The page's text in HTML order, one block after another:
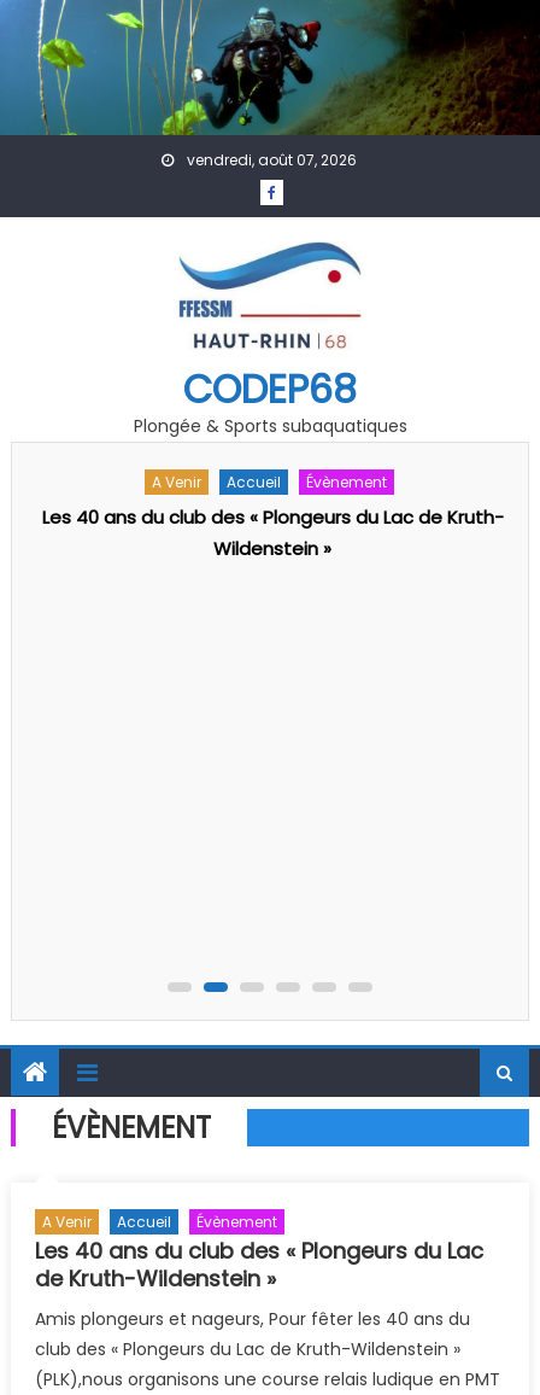
Skip to content
vendredi, août 07, 2026
CODEP68
Plongée & Sports subaquatiques
A Venir Accueil Évènement
Les 40 ans du club des « Plongeurs du Lac de Kruth-
Wildenstein »
ÉVÈNEMENT
A Venir Accueil Évènement
Les 40 ans du club des « Plongeurs du Lac
de Kruth-Wildenstein »
Amis plongeurs et nageurs, Pour fêter les 40 ans du
club des « Plongeurs du Lac de Kruth-Wildenstein »
(PLK),nous organisons une course relais ludique en PMT